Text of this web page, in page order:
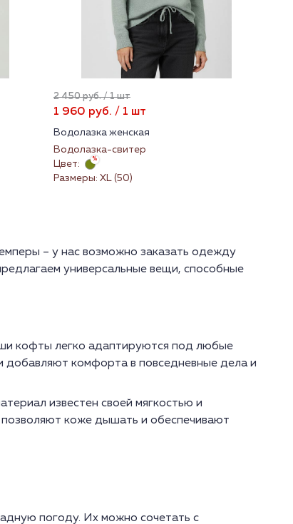
2 450 руб. / 1 шт
1 960 руб. / 1 шт
Водолазка женская
Водолазка-свитер
Цвет:
Размеры: XL (50)
– у нас возможно заказать одежду
универсальные вещи, способные
кофты легко адаптируются под любые
добавляют комфорта в повседневные дела и
известен своей мягкостью и
коже дышать и обеспечивают
погоду. Их можно сочетать с